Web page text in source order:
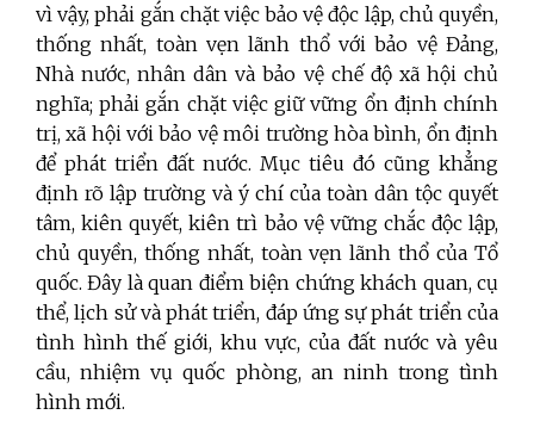
vì vậy, phải gắn chặt việc bảo vệ độc lập, chủ quyền,
thống nhất, toàn vẹn lãnh thổ với bảo vệ Đảng,
Nhà nước, nhân dân và bảo vệ chế độ xã hội chủ
nghĩa; phải gắn chặt việc giữ vững ổn định chính
trị, xã hội với bảo vệ môi trường hòa bình, ổn định
để phát triển đất nước. Mục tiêu đó cũng khẳng
định rõ lập trường và ý chí của toàn dân tộc quyết
tâm, kiên quyết, kiên trì bảo vệ vững chắc độc lập,
chủ quyền, thống nhất, toàn vẹn lãnh thổ của Tổ
quốc. Đây là quan điểm biện chứng khách quan, cụ
thể, lịch sử và phát triển, đáp ứng sự phát triển của
tình hình thế giới, khu vực, của đất nước và yêu
cầu, nhiệm vụ quốc phòng, an ninh trong tình
hình mới.